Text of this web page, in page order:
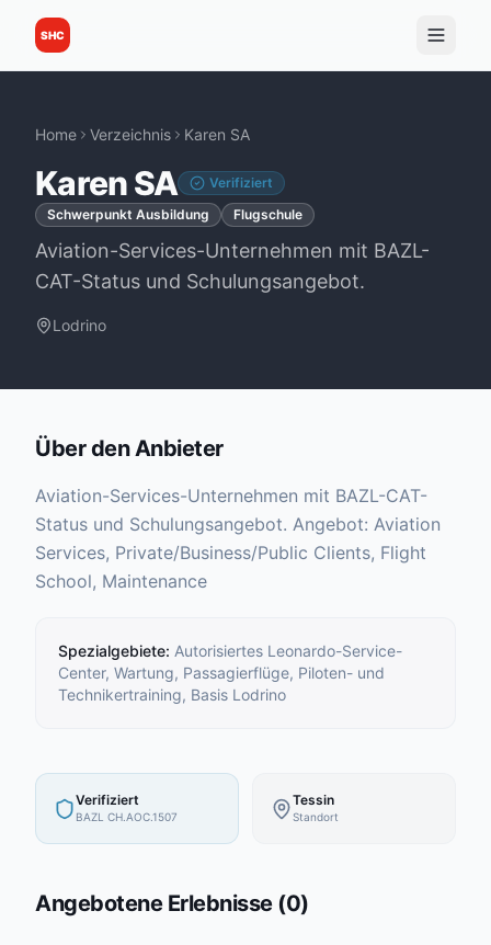
SHC
Home Verzeichnis Karen SA
Karen SA
Verifiziert
Schwerpunkt Ausbildung
Flugschule
Aviation-Services-Unternehmen mit BAZL-
CAT-Status und Schulungsangebot.
Lodrino
Über den Anbieter
Aviation-Services-Unternehmen mit BAZL-CAT-
Status und Schulungsangebot. Angebot: Aviation
Services, Private/Business/Public Clients, Flight
School, Maintenance
Spezialgebiete: Autorisiertes Leonardo-Service-
Center, Wartung, Passagierflüge, Piloten- und
Technikertraining, Basis Lodrino
Verifiziert
BAZL CH.AOC.1507
Tessin
Standort
Angebotene Erlebnisse(0)